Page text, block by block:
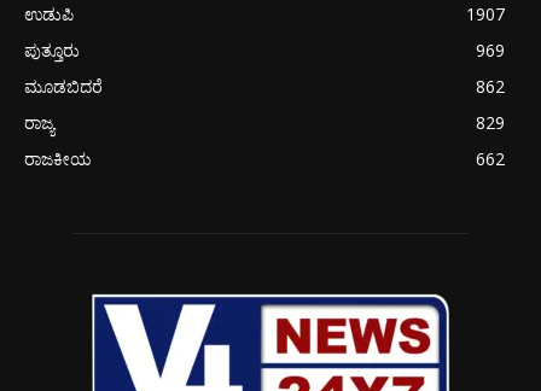
ಉಡುಪಿ
1907
ಪುತ್ತೂರು
969
ಮೂಡಬಿದರೆ
862
ರಾಜ್ಯ
829
ರಾಜಕೀಯ
662